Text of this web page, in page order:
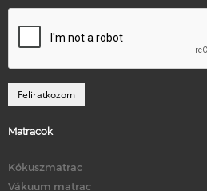
Matracok
Kókuszmatrac
Vákuum matrac